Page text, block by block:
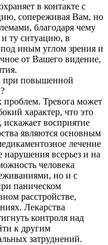
в контакте с
сопереживая Вам, но
благодаря чему
и ту ситуацию, в
иным углом зрения и
от Вашего видение,
при повышенной
проблем. Тревога может
характер, что это
искажает восприятие
являются основным
лечение
всерьез и на
человека
но и с
паническом
расстройстве,
Лекарства
контроля над
к другим
затруднений.